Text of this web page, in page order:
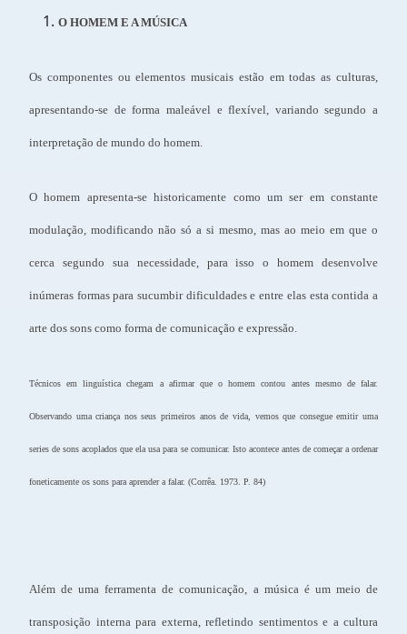
O HOMEM E A MÚSICA
Os componentes ou elementos musicais estão em todas as culturas,
apresentando-se de forma maleável e flexível, variando segundo a
interpretação de mundo do homem.
O homem apresenta-se historicamente como um ser em constante
modulação, modificando não só a si mesmo, mas ao meio em que o
cerca segundo sua necessidade, para isso o homem desenvolve
inúmeras formas para sucumbir dificuldades e entre elas esta contida a
arte dos sons como forma de comunicação e expressão.
Técnicos em linguística chegam a afirmar que o homem contou antes mesmo de falar.
Observando uma criança nos seus primeiros anos de vida, vemos que consegue emitir uma
series de sons acoplados que ela usa para se comunicar. Isto acontece antes de começar a ordenar
foneticamente os sons para aprender a falar. (Corrêa. 1973. P. 84)
Além de uma ferramenta de comunicação, a música é um meio de
transposição interna para externa, refletindo sentimentos e a cultura